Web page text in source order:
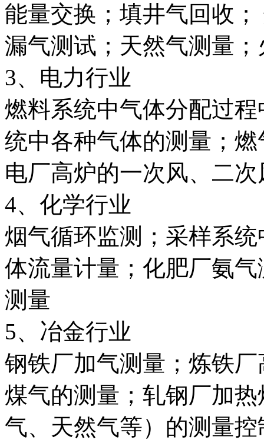
能量交换；填井气回收
漏气测试；天然气测量
3、电力行业
燃料系统中气体分配过
统中各种气体的测量；
电厂高炉的一次风、二
4、化学行业
烟气循环监测；采样系
体流量计量；化肥厂氨
测量
5、冶金行业
钢铁厂加气测量；炼铁
煤气的测量；轧钢厂加
气、天然气等）的测量